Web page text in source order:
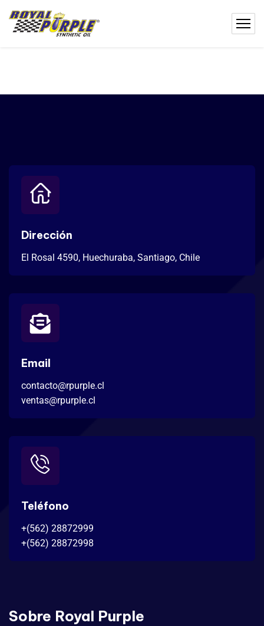
Dirección
El Rosal 4590, Huechuraba, Santiago, Chile
Email
contacto@rpurple.cl
ventas@rpurple.cl
Teléfono
+(562) 28872999
+(562) 28872998
Sobre Royal Purple